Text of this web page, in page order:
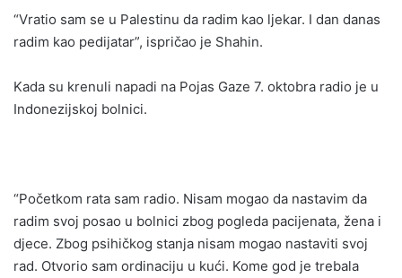
“Vratio sam se u Palestinu da radim kao ljekar. I dan danas
radim kao pedijatar”, ispričao je Shahin.
Kada su krenuli napadi na Pojas Gaze 7. oktobra radio je u
Indonezijskoj bolnici.
“Početkom rata sam radio. Nisam mogao da nastavim da
radim svoj posao u bolnici zbog pogleda pacijenata, žena i
djece. Zbog psihičkog stanja nisam mogao nastaviti svoj
rad. Otvorio sam ordinaciju u kući. Kome god je trebala